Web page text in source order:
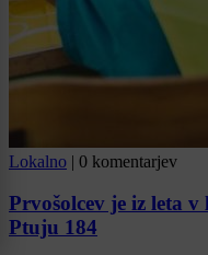
Lokalno | 0 komentarjev
Prvošolcev je iz leta
Ptuju 184